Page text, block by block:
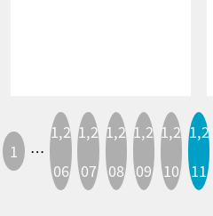
1 …
1,2
06
1,2
07
1,2
08
1,2
09
1,2
10
1,2
11